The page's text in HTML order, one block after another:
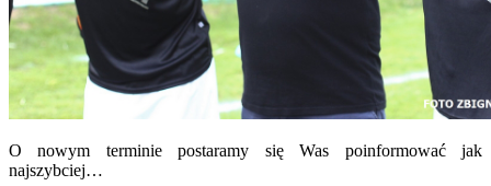
O nowym terminie postaramy się Was poinformować jak
najszybciej…